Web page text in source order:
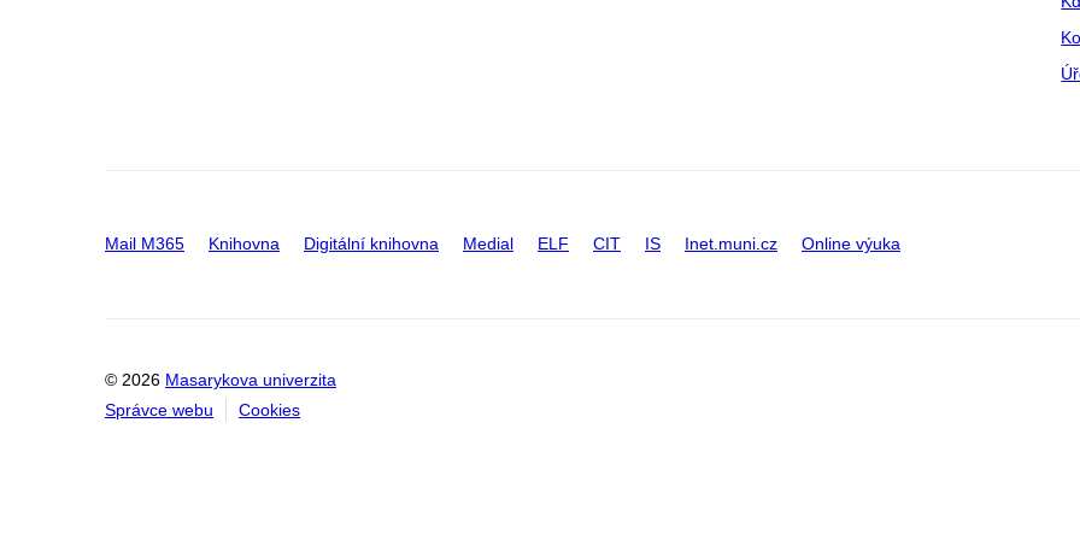
Mail M365 Knihovna Digitální knihovna Medial ELF CIT IS Inet.muni.cz Online výuka
© 2026 Masarykova univerzita
Správce webu
Cookies